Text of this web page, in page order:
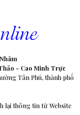
- Cao Minh Trực
Tân Phú, thành phố
lại thông tin từ Website